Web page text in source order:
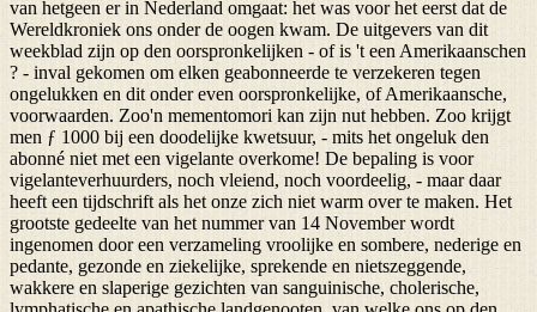
van hetgeen er in Nederland omgaat: het was voor het eerst dat de
Wereldkroniek ons onder de oogen kwam. De uitgevers van dit
weekblad zijn op den oorspronkelijken - of is 't een Amerikaanschen
? - inval gekomen om elken geabonneerde te verzekeren tegen
ongelukken en dit onder even oorspronkelijke, of Amerikaansche,
voorwaarden. Zoo'n mementomori kan zijn nut hebben. Zoo krijgt
men ƒ 1000 bij een doodelijke kwetsuur, - mits het ongeluk den
abonné niet met een vigelante overkome! De bepaling is voor
vigelanteverhuurders, noch vleiend, noch voordeelig, - maar daar
heeft een tijdschrift als het onze zich niet warm over te maken. Het
grootste gedeelte van het nummer van 14 November wordt
ingenomen door een verzameling vroolijke en sombere, nederige en
pedante, gezonde en ziekelijke, sprekende en nietszeggende,
wakkere en slaperige gezichten van sanguinische, cholerische,